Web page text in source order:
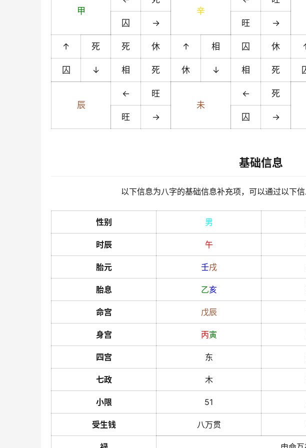
甲
辛
囚
→ 旺 →
↑ 死 死 休 ↑ 相 囚 休
囚 ↓ 相 死 休 ↓ 相 死
辰
←
旺
未
←
死
旺
→ 囚 →
基础信息
以下信息为八字的基础信息补充项，可以通过以下信
性别 男
时辰 午
胎元 壬戌
胎息 乙亥
命宫 戊辰
身宫 丙寅
四宫 东
七政 木
小限 51
受生钱 八万贯